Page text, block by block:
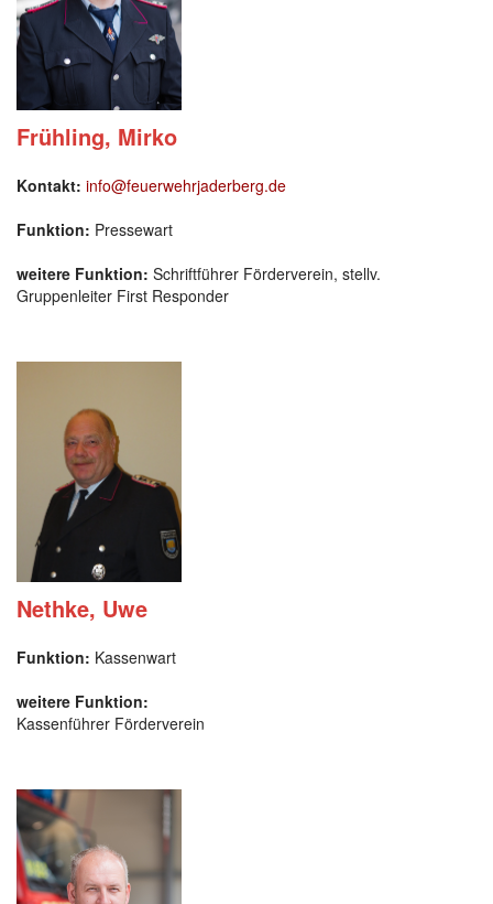
Frühling, Mirko
Kontakt: info@feuerwehrjaderberg.de
Funktion: Pressewart
weitere Funktion: Schriftführer Förderverein, stellv.
Gruppenleiter First Responder
Nethke, Uwe
Funktion: Kassenwart
weitere Funktion:
Kassenführer Förderverein